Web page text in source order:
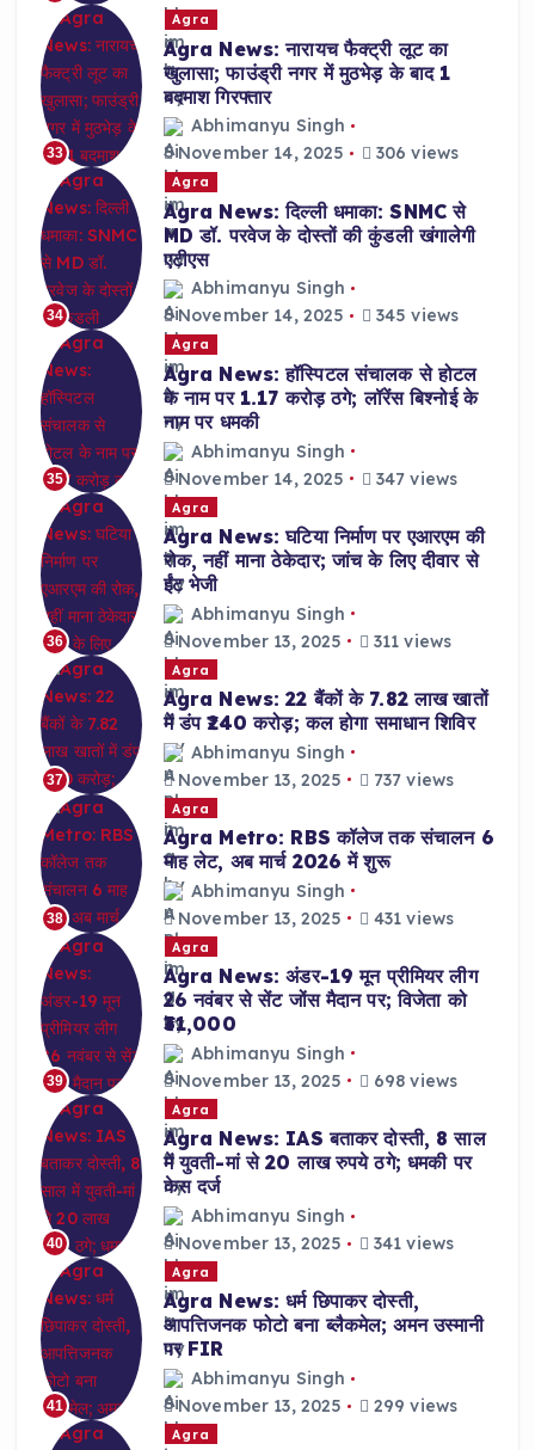
33
Agra
Agra News: नारायच फैक्ट्री लूट का
खुलासा; फाउंड्री नगर में मुठभेड़ के बाद 1
बदमाश गिरफ्तार
Abhimanyu Singh
November 14, 2025
306 views
34
Agra
Agra News: दिल्ली धमाका: SNMC से
MD डॉ. परवेज के दोस्तों की कुंडली खंगालेगी
एटीएस
Abhimanyu Singh
November 14, 2025
345 views
35
Agra
Agra News: हॉस्पिटल संचालक से होटल
के नाम पर 1.17 करोड़ ठगे; लॉरेंस बिश्नोई के
नाम पर धमकी
Abhimanyu Singh
November 14, 2025
347 views
36
Agra
Agra News: घटिया निर्माण पर एआरएम की
रोक, नहीं माना ठेकेदार; जांच के लिए दीवार से
ईंट भेजी
Abhimanyu Singh
November 13, 2025
311 views
37
Agra
Agra News: 22 बैंकों के 7.82 लाख खातों
में डंप ₹240 करोड़; कल होगा समाधान शिविर
Abhimanyu Singh
November 13, 2025
737 views
38
Agra
Agra Metro: RBS कॉलेज तक संचालन 6
माह लेट, अब मार्च 2026 में शुरू
Abhimanyu Singh
November 13, 2025
431 views
39
Agra
Agra News: अंडर-19 मून प्रीमियर लीग
26 नवंबर से सेंट जोंस मैदान पर; विजेता को
₹31,000
Abhimanyu Singh
November 13, 2025
698 views
40
Agra
Agra News: IAS बताकर दोस्ती, 8 साल
में युवती-मां से 20 लाख रुपये ठगे; धमकी पर
केस दर्ज
Abhimanyu Singh
November 13, 2025
341 views
41
Agra
Agra News: धर्म छिपाकर दोस्ती,
आपत्तिजनक फोटो बना ब्लैकमेल; अमन उस्मानी
पर FIR
Abhimanyu Singh
November 13, 2025
299 views
Agra